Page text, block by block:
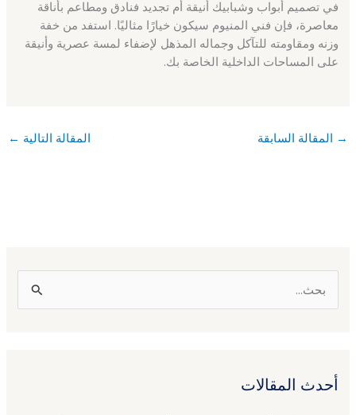
في تصميم أبواب وشبابيك أنيقة أم تجديد فنادق ومطاعم بأناقة
معاصرة، فإن فني المنيوم سيكون خيارًا مثاليًا. استفد من خفة
وزنه ومقاومته للتآكل وجماله المذهل لإضفاء لمسة عصرية وأنيقة
على المساحات الداخلية الخاصة بك.
→ المقالة السابقة المقالة التالية ←
ث
أحدث المقالات